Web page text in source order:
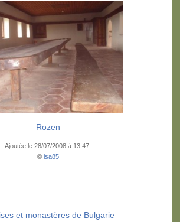
Rozen
Ajoutée le 28/07/2008 à 13:47
© isa85
et monastères de Bulgarie